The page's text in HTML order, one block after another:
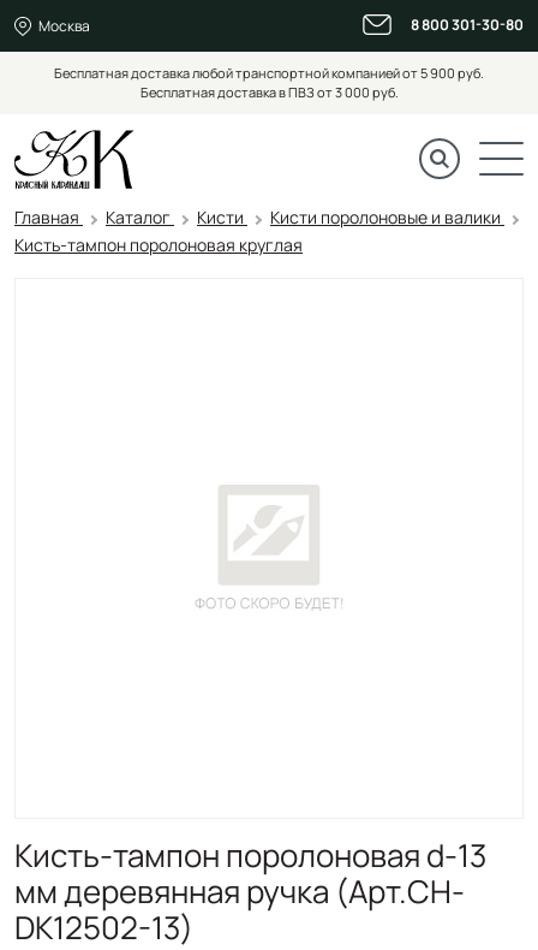
Москва 8 800 301-30-80
Бесплатная доставка любой транспортной компанией от 5 900 руб.
Бесплатная доставка в ПВЗ от 3 000 руб.
Главная Каталог Кисти
Кисти поролоновые и валики
Кисть-тампон поролоновая круглая
Кисть-тампон поролоновая d-13
мм деревянная ручка (Арт.CH-
DK12502-13)